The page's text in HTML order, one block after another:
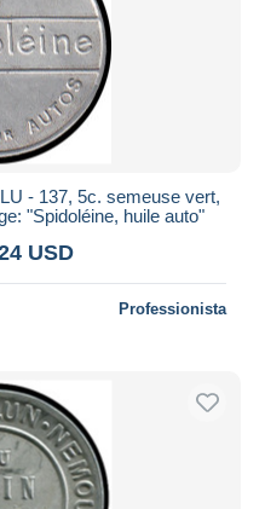
- 137, 5c. semeuse vert,
"Spidoléine, huile auto"
USD
Professionista